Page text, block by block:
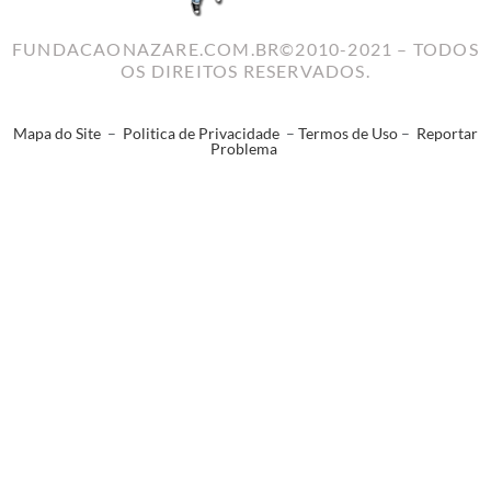
FUNDACAONAZARE.COM.BR©2010-2021 – TODOS
OS DIREITOS RESERVADOS.
Mapa do Site – Politica de Privacidade – Termos de Uso – Reportar
Problema